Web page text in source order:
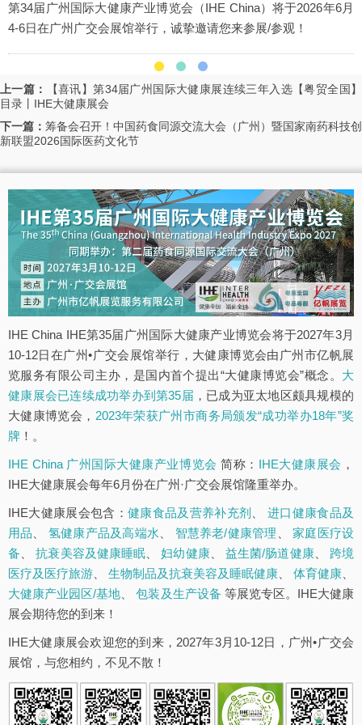
第34届广州国际大健康产业博览会（IHE China）将于2026年6月
4-6日在广州广交会展馆举行，诚挚邀请您来参展/参观！
上一篇：
【喜讯】第34届广州国际大健康展连续三年入选【粤贸全国】
目录丨IHE大健康展会
下一篇： 筹备会召开！中国药食同源交流大会（广州）暨国家南药科技创
新联盟2026国际医药文化节
IHE China IHE第35届广州国际大健康产业博览会将于2027年3月
10-12日在广州•广交会展馆举行，大健康博览会由广州市亿帆展
览服务有限公司主办，是国内首个提出“大健康博览会”概念。 大
健康展会已连续成功举办到第35届 ，已成为亚太地区颇具规模的
大健康博览会， 2023年荣获广州市商务局颁发“成功举办18年”奖
牌 ！。
IHE China 广州国际大健康产业博览会 简称： IHE大健康展会 ，
IHE大健康展会每年6月份在广州·广交会展馆隆重举办。
IHE大健康展会包含： 健康食品及营养补充剂 、进口健康食品及
用品
氢健康产品及高端水 智慧养老/健康管理 、家庭医疗设
备 、抗衰美容及健康睡眠 、妇幼健康、 益生菌/肠道健康、 跨境
医疗及医疗旅游
生物制品及抗衰美容及睡眠健康 体育健康
大健康产业园区/基地 、包装及生产设备 等展览专区。IHE大健康
展会期待您的到来！
IHE大健康展会欢迎您的到来，2027年3月10-12日，广州•广交会
展馆，与您相约，不见不散！